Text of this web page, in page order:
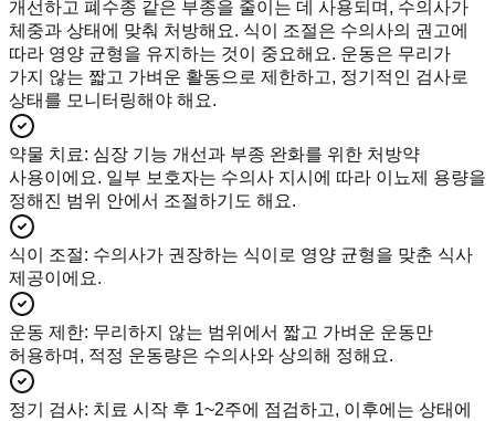
개선하고 폐수종 같은 부종을 줄이는 데 사용되며, 수의사가
체중과 상태에 맞춰 처방해요. 식이 조절은 수의사의 권고에
따라 영양 균형을 유지하는 것이 중요해요. 운동은 무리가
가지 않는 짧고 가벼운 활동으로 제한하고, 정기적인 검사로
상태를 모니터링해야 해요.
약물 치료: 심장 기능 개선과 부종 완화를 위한 처방약
사용이에요. 일부 보호자는 수의사 지시에 따라 이뇨제 용량을
정해진 범위 안에서 조절하기도 해요.
식이 조절: 수의사가 권장하는 식이로 영양 균형을 맞춘 식사
제공이에요.
운동 제한: 무리하지 않는 범위에서 짧고 가벼운 운동만
허용하며, 적정 운동량은 수의사와 상의해 정해요.
정기 검사: 치료 시작 후 1~2주에 점검하고, 이후에는 상태에